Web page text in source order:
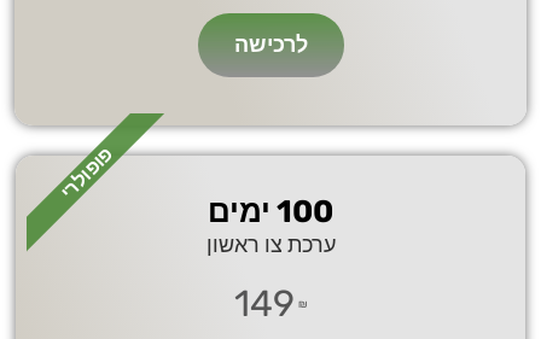
לרכישה
פופולרי
100 ימים
ערכת צו ראשון
149 ₪